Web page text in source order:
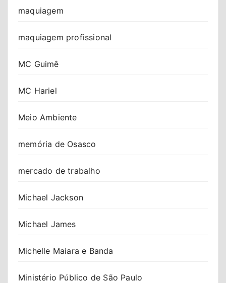
maquiagem
maquiagem profissional
MC Guimê
MC Hariel
Meio Ambiente
memória de Osasco
mercado de trabalho
Michael Jackson
Michael James
Michelle Maiara e Banda
Ministério Público de São Paulo